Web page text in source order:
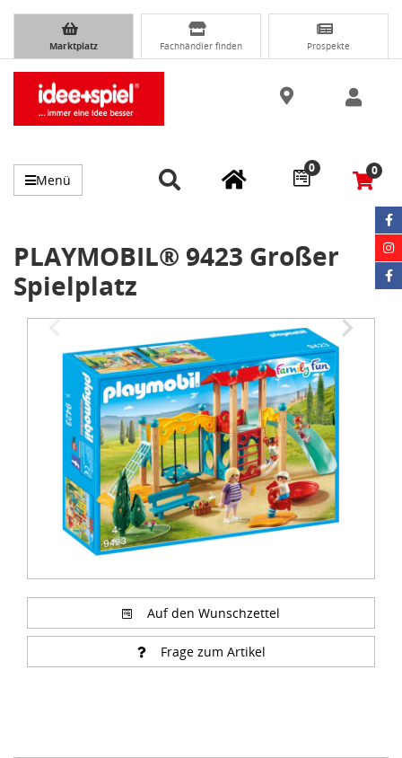
Marktplatz Fachhändler finden Prospekte
Menü
0 0
PLAYMOBIL® 9423 Großer
Spielplatz
Auf den Wunschzettel
Frage zum Artikel